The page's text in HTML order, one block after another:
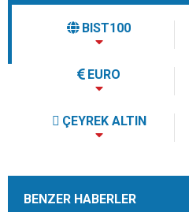
BIST100
EURO
ÇEYREK ALTIN
BENZER HABERLER